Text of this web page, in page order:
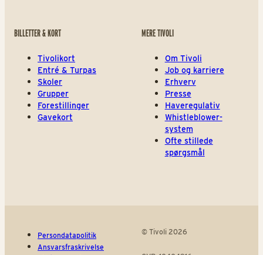
BILLETTER & KORT
Tivolikort
Entré & Turpas
Skoler
Grupper
Forestillinger
Gavekort
MERE TIVOLI
Om Tivoli
Job og karriere
Erhverv
Presse
Haveregulativ
Whistleblower-
system
Ofte stillede
spørgsmål
Persondatapolitik
Ansvarsfraskrivelse
© Tivoli 2026